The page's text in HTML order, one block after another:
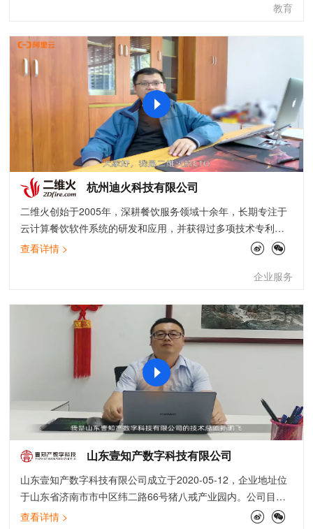
发了领先的英语口语评测、写作打分引擎和深度自适应学习系
听、说、读、写多个维度提升用户的英语水平，并获得多项专
利。
教育
杭州迪火科技有限公司
二维火创始于2005年，深耕餐饮服务领域十余年，长期专注于
云计算餐饮软件系统的研发和应用，并获得过多项技术专利和
知识产权。从前厅后厨、到供应链、数据化运营等等，通过智
等功能模块组成完整的服务矩阵，为超过50万家餐饮和零售门
查看详情 >
企业服务
山东壹知产数字科技有限公司
山东壹知产数字科技有限公司成立于2020-05-12，企业地址位
于山东省济南市市中区纬二路66号猪八戒产业园内。公司目前
为山东省电子商务协会会员单位，已获得“企业信用评价AAA级
查看详情 >